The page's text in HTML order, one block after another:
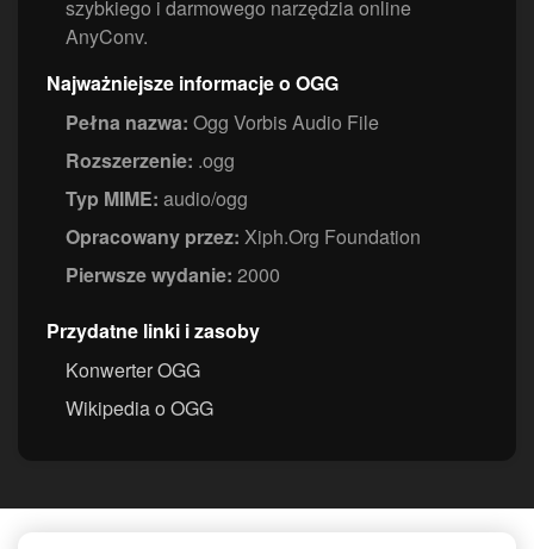
szybkiego i darmowego narzędzia online
AnyConv.
Najważniejsze informacje o OGG
Pełna nazwa: Ogg Vorbis Audio File
Rozszerzenie: .ogg
Typ MIME: audio/ogg
Opracowany przez: Xiph.Org Foundation
Pierwsze wydanie: 2000
Przydatne linki i zasoby
Konwerter OGG
Wikipedia o OGG